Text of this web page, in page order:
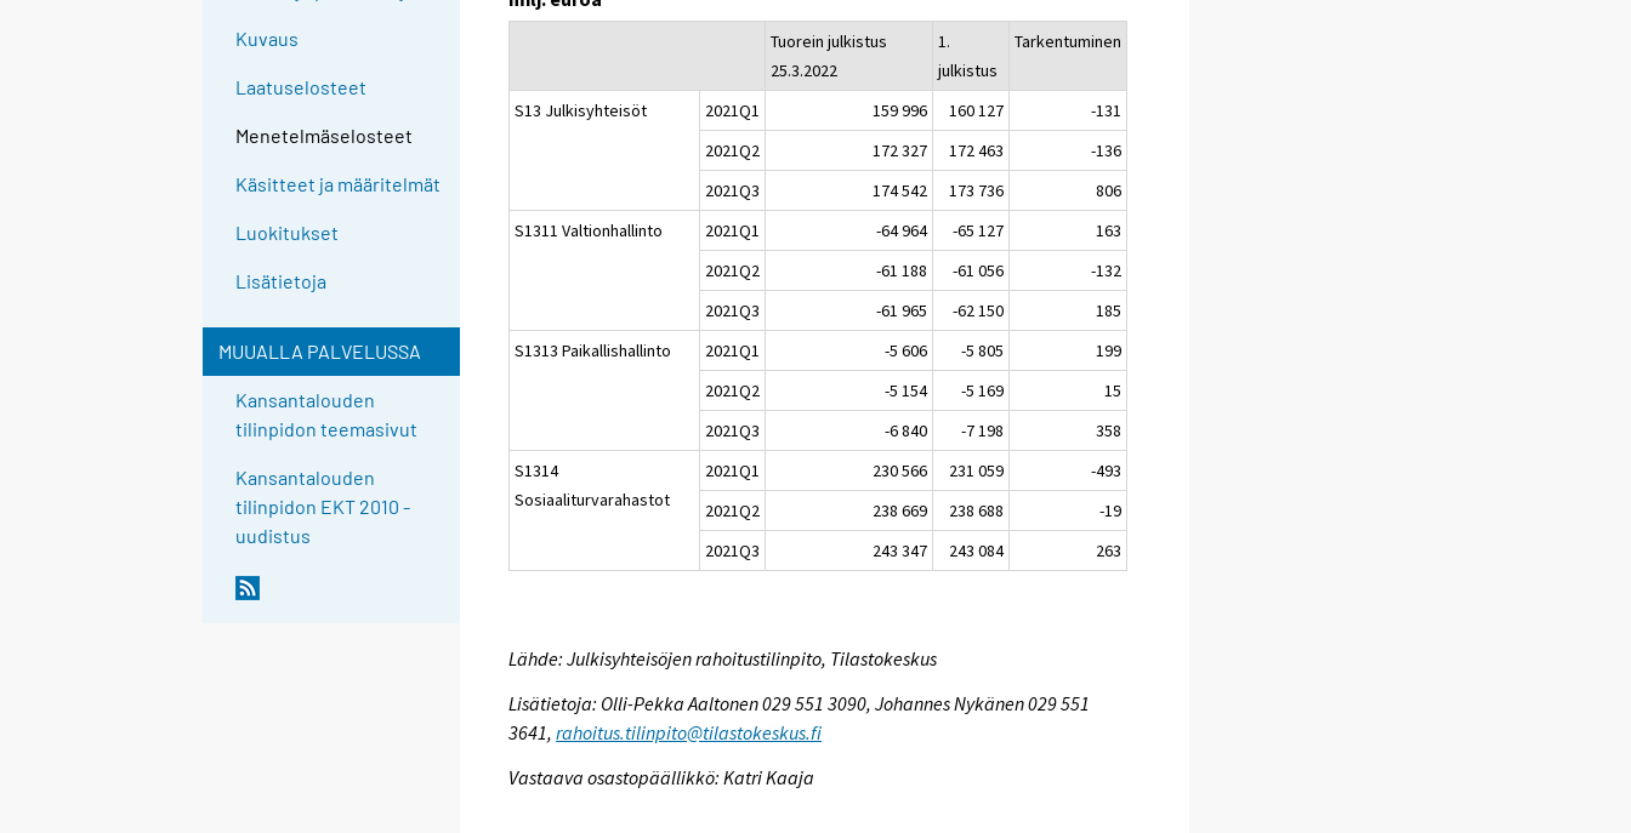
Kuvaus
Laatuselosteet
Menetelmäselosteet
Käsitteet ja määritelmät
Luokitukset
Lisätietoja
MUUALLA PALVELUSSA
Kansantalouden
tilinpidon teemasivut
Kansantalouden
tilinpidon EKT 2010 -
uudistus
Tuorein julkistus
25.3.2022
1.
julkistus
Tarkentuminen
S13 Julkisyhteisöt 2021Q1 159 996 160 127
-131
2021Q2
172 327 172 463
-136
2021Q3
174 542 173 736
806
S1311 Valtionhallinto
2021Q1 -64 964 -65 127
163
2021Q2
-61 188 -61 056
-132
2021Q3
-61 965 -62 150
185
S1313 Paikallishallinto
2021Q1 -5 606 -5 805
199
2021Q2
-5 154 -5 169
15
2021Q3
-6 840 -7 198
358
S1314
Sosiaaliturvarahastot
2021Q1 230 566 231 059
-493
2021Q2
238 669 238 688
-19
2021Q3
243 347 243 084 263
Lähde: Julkisyhteisöjen rahoitustilinpito, Tilastokeskus
Lisätietoja: Olli-Pekka Aaltonen 029 551 3090, Johannes Nykänen 029 551
3641,rahoitus.tilinpito@tilastokeskus.fi
Vastaava osastopäällikkö: Katri Kaaja